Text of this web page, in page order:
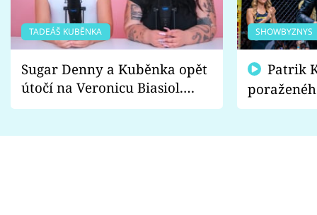
TADEÁŠ KUBĚNKA
Sugar Denny a Kuběnka opět
útočí na Veronicu Biasiol.
Proč je podle nich falešná a
SHOWBYZNYS
fanoušci